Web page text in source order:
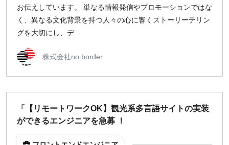
お伝えしています。 単なる情報発信やプロモーションではな
く、異なる文化背景を持つ人々の心に響くストーリーテリン
グを大切にし、デ...
株式会社no border
「【リモートワークOK】観光系多言語サイトの実装
ができるエンジニアを急募 ！